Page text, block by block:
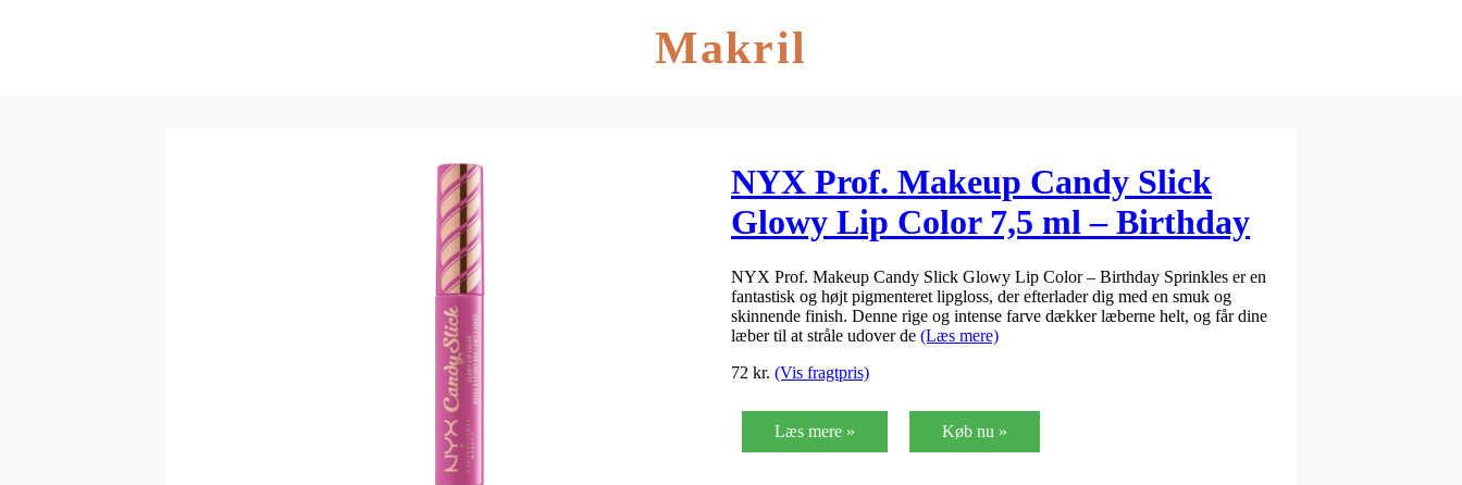
Makril
NYX Prof. Makeup Candy Slick
Glowy Lip Color 7,5 ml – Birthday
Sprinkles
NYX Prof. Makeup Candy Slick Glowy Lip Color – Birthday Sprinkles er en
fantastisk og højt pigmenteret lipgloss, der efterlader dig med en smuk og
skinnende finish. Denne rige og intense farve dækker læberne helt, og får dine
læber til at stråle udover de (Læs mere)
72 kr. (Vis fragtpris)
Læs mere » Køb nu »